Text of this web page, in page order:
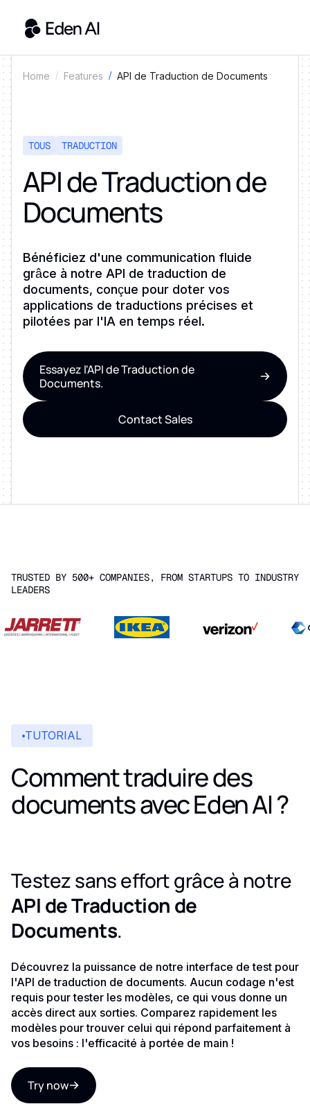
Home Features API de Traduction de Documents
TOUS TRADUCTION
API de Traduction de
Documents
Bénéficiez d'une communication fluide
grâce à notre API de traduction de
documents, conçue pour doter vos
applications de traductions précises et
pilotées par l'IA en temps réel.
Essayez l'API de Traduction de
Documents.
Contact Sales
TRUSTED BY 500+ COMPANIES, FROM STARTUPS TO INDUSTRY
LEADERS
TUTORIAL
Comment traduire des
documents avec Eden AI ?
Testez sans effort grâce à notre
API de Traduction de
Documents.
Découvrez la puissance de notre interface de test pour
l'API de traduction de documents. Aucun codage n'est
requis pour tester les modèles, ce qui vous donne un
accès direct aux sorties. Comparez rapidement les
modèles pour trouver celui qui répond parfaitement à
vos besoins : l'efficacité à portée de main !
Try now